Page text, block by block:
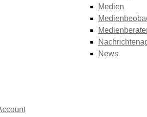
Medien
News